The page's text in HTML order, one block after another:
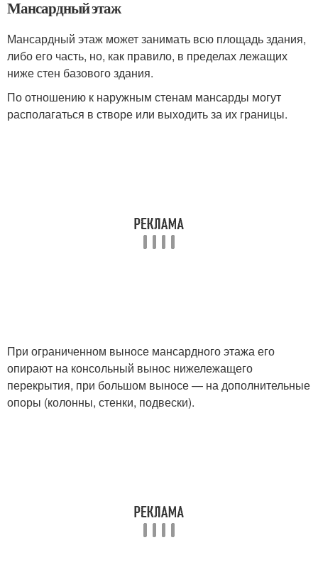
Мансардный этаж
Мансардный этаж может занимать всю площадь здания,
либо его часть, но, как правило, в пределах лежащих
ниже стен базового здания.
По отношению к наружным стенам мансарды могут
располагаться в створе или выходить за их границы.
При ограниченном выносе мансардного этажа его
опирают на консольный вынос нижележащего
перекрытия, при большом выносе — на дополнительные
опоры (колонны, стенки, подвески).